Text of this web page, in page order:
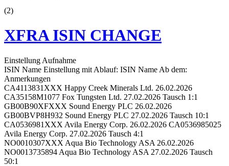
(2)
XFRA ISIN CHANGE
Einstellung Aufnahme
ISIN Name Einstellung mit Ablauf: ISIN Name Ab dem:
Anmerkungen
CA4113831XXX Happy Creek Minerals Ltd. 26.02.2026
CA35158M1077 Fox Tungsten Ltd. 27.02.2026 Tausch 1:1
GB00B90XFXXX Sound Energy PLC 26.02.2026
GB00BVP8H932 Sound Energy PLC 27.02.2026 Tausch 10:1
CA0536981XXX Avila Energy Corp. 26.02.2026 CA0536985025
Avila Energy Corp. 27.02.2026 Tausch 4:1
NO0010307XXX Aqua Bio Technology ASA 26.02.2026
NO0013735894 Aqua Bio Technology ASA 27.02.2026 Tausch
50:1